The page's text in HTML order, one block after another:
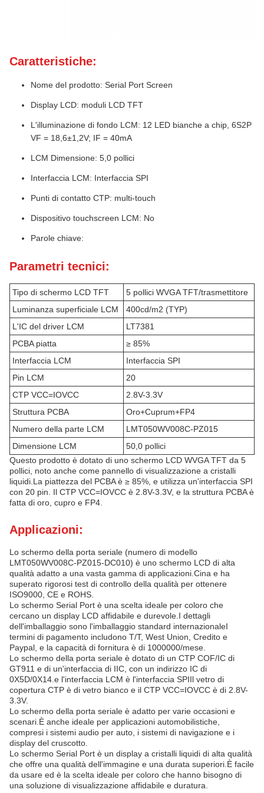
Caratteristiche:
Nome del prodotto: Serial Port Screen
Display LCD: moduli LCD TFT
L'illuminazione di fondo LCM: 12 LED bianche a chip, 6S2P
VF = 18,6±1,2V; IF = 40mA
LCM Dimensione: 5,0 pollici
Interfaccia LCM: Interfaccia SPI
Punti di contatto CTP: multi-touch
Dispositivo touchscreen LCM: No
Parole chiave:
Parametri tecnici:
Tipo di schermo LCD TFT
5 pollici WVGA TFT/trasmettitore
Luminanza superficiale LCM
400cd/m2 (TYP)
L'IC del driver LCM
LT7381
PCBA piatta
≥ 85%
Interfaccia LCM
Interfaccia SPI
Pin LCM
20
CTP VCC=IOVCC
2.8V-3.3V
Struttura PCBA
Oro+Cuprum+FP4
Numero della parte LCM
LMT050WV008C-PZ015
Dimensione LCM
50,0 pollici
Questo prodotto è dotato di uno schermo LCD WVGA TFT da 5
pollici, noto anche come pannello di visualizzazione a cristalli
liquidi.La piattezza del PCBA è ≥ 85%, e utilizza un'interfaccia SPI
con 20 pin. Il CTP VCC=IOVCC è 2.8V-3.3V, e la struttura PCBA è
fatta di oro, cupro e FP4.
Applicazioni:
Lo schermo della porta seriale (numero di modello
LMT050WV008C-PZ015-DC010) è uno schermo LCD di alta
qualità adatto a una vasta gamma di applicazioni.Cina e ha
superato rigorosi test di controllo della qualità per ottenere
ISO9000, CE e ROHS.
Lo schermo Serial Port è una scelta ideale per coloro che
cercano un display LCD affidabile e durevole.I dettagli
dell'imballaggio sono l'imballaggio standard internazionaleI
termini di pagamento includono T/T, West Union, Credito e
Paypal, e la capacità di fornitura è di 1000000/mese.
Lo schermo della porta seriale è dotato di un CTP COF/IC di
GT911 e di un'interfaccia di IIC, con un indirizzo IC di
0X5D/0X14.e l'interfaccia LCM è l'interfaccia SPIIl vetro di
copertura CTP è di vetro bianco e il CTP VCC=IOVCC è di 2.8V-
3.3V.
Lo schermo della porta seriale è adatto per varie occasioni e
scenari.È anche ideale per applicazioni automobilistiche,
compresi i sistemi audio per auto, i sistemi di navigazione e i
display del cruscotto.
Lo schermo Serial Port è un display a cristalli liquidi di alta qualità
che offre una qualità dell'immagine e una durata superiori.È facile
da usare ed è la scelta ideale per coloro che hanno bisogno di
una soluzione di visualizzazione affidabile e duratura.